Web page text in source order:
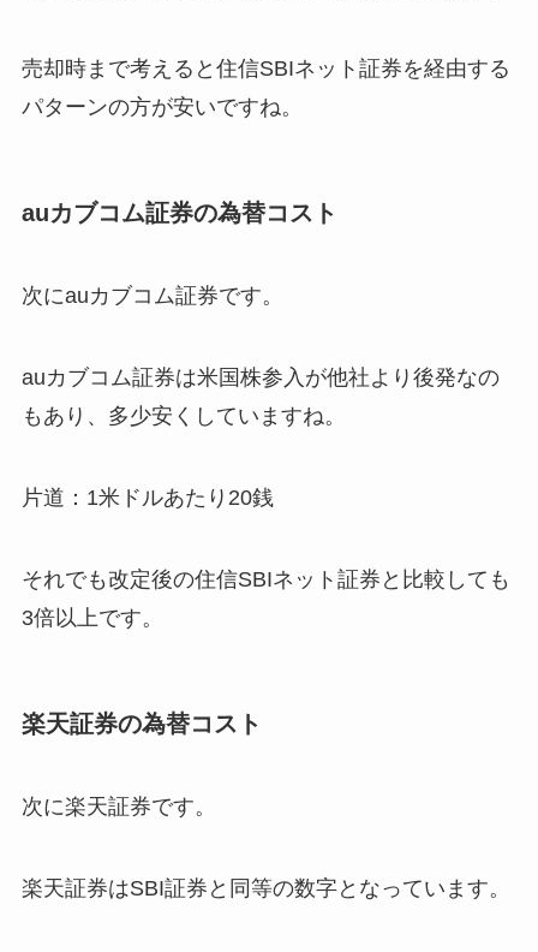
売却時まで考えると住信SBIネット証券を経由する
パターンの方が安いですね。
auカブコム証券の為替コスト
次にauカブコム証券です。
auカブコム証券は米国株参入が他社より後発なの
もあり、多少安くしていますね。
片道：1米ドルあたり20銭
それでも改定後の住信SBIネット証券と比較しても
3倍以上です。
楽天証券の為替コスト
次に楽天証券です。
楽天証券はSBI証券と同等の数字となっています。